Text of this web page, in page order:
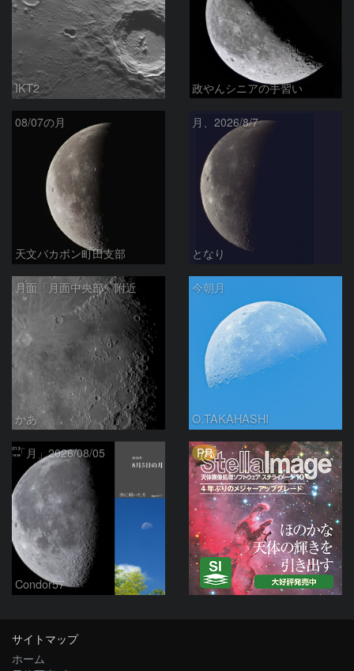
IKT2 政やんシニアの手習い
08/07の月
天文バカボン町田支部
月、2026/8/7
となり
月面「月面中央部」附近
かあ
今朝月
O.TAKAHASHI
「月」2026/08/05
Condor57
PR
サイトマップ
ホーム